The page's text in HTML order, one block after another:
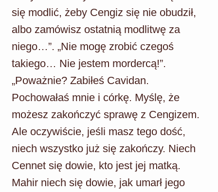
się modlić, żeby Cengiz się nie obudził,
albo zamówisz ostatnią modlitwę za
niego…”. „Nie mogę zrobić czegoś
takiego… Nie jestem mordercą!”.
„Poważnie? Zabiłeś Cavidan.
Pochowałaś mnie i córkę. Myślę, że
możesz zakończyć sprawę z Cengizem.
Ale oczywiście, jeśli masz tego dość,
niech wszystko już się zakończy. Niech
Cennet się dowie, kto jest jej matką.
Mahir niech się dowie, jak umarł jego